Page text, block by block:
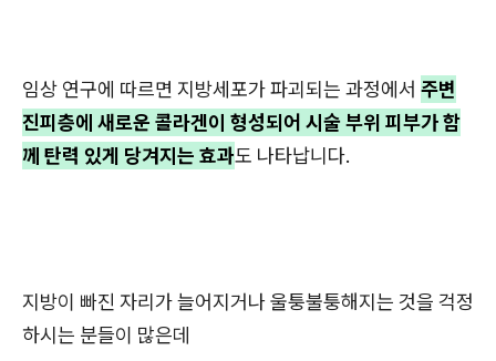
임상 연구에 따르면 지방세포가 파괴되는 과정에서 주변
진피층에 새로운 콜라겐이 형성되어 시술 부위 피부가 함
께 탄력 있게 당겨지는 효과도 나타납니다.
지방이 빠진 자리가 늘어지거나 울퉁불퉁해지는 것을 걱정
하시는 분들이 많은데